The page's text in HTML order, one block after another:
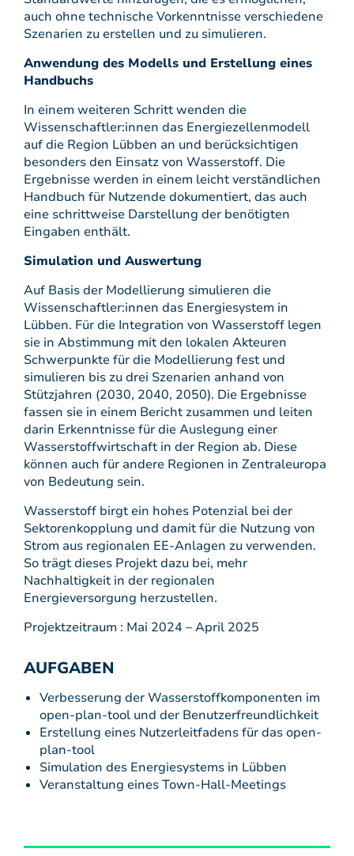
auch ohne technische Vorkenntnisse verschiedene
Szenarien zu erstellen und zu simulieren.
Anwendung des Modells und Erstellung eines
Handbuchs
In einem weiteren Schritt wenden die
Wissenschaftler:innen das Energiezellenmodell
auf die Region Lübben an und berücksichtigen
besonders den Einsatz von Wasserstoff. Die
Ergebnisse werden in einem leicht verständlichen
Handbuch für Nutzende dokumentiert, das auch
eine schrittweise Darstellung der benötigten
Eingaben enthält.
Simulation und Auswertung
Auf Basis der Modellierung simulieren die
Wissenschaftler:innen das Energiesystem in
Lübben. Für die Integration von Wasserstoff legen
sie in Abstimmung mit den lokalen Akteuren
Schwerpunkte für die Modellierung fest und
simulieren bis zu drei Szenarien anhand von
Stützjahren (2030, 2040, 2050). Die Ergebnisse
fassen sie in einem Bericht zusammen und leiten
darin Erkenntnisse für die Auslegung einer
Wasserstoffwirtschaft in der Region ab. Diese
können auch für andere Regionen in Zentraleuropa
von Bedeutung sein.
Wasserstoff birgt ein hohes Potenzial bei der
Sektorenkopplung und damit für die Nutzung von
Strom aus regionalen EE-Anlagen zu verwenden.
So trägt dieses Projekt dazu bei, mehr
Nachhaltigkeit in der regionalen
Energieversorgung herzustellen.
Projektzeitraum : Mai 2024 – April 2025
AUFGABEN
Verbesserung der Wasserstoffkomponenten im
open-plan-tool und der Benutzerfreundlichkeit
Erstellung eines Nutzerleitfadens für das open-
plan-tool
Simulation des Energiesystems in Lübben
Veranstaltung eines Town-Hall-Meetings